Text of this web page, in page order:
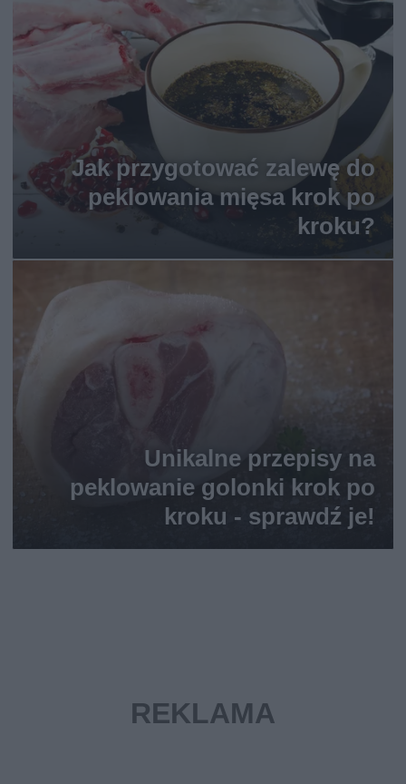
Jak przygotować zalewę do
peklowania mięsa krok po
kroku?
Unikalne przepisy na
peklowanie golonki krok po
kroku - sprawdź je!